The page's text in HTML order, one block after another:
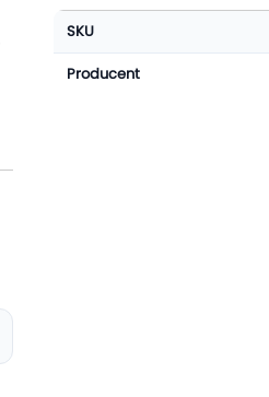
Więcej
informacji
SKU
Producent